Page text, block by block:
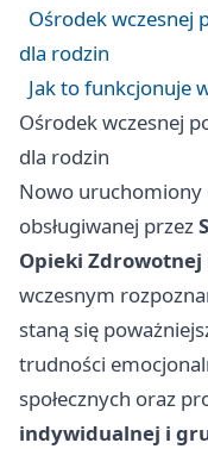
Ośrodek wczesnej
dla rodzin
Jak to funkcjonuje
Ośrodek wczesnej
dla rodzin
Nowo
obsługiwanej przez
Opieki Zdrowotnej
wczesnym
staną się
trudności
społecznych oraz
indywidualnej i